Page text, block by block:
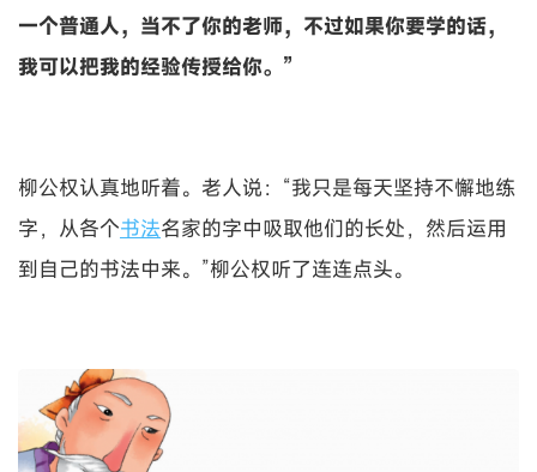
一个普通人，当不了你的老师，不过如果你要学的话，
我可以把我的经验传授给你。”
柳公权认真地听着。老人说：“我只是每天坚持不懈地练
字，从各个书法名家的字中吸取他们的长处，然后运用
到自己的书法中来。”柳公权听了连连点头。